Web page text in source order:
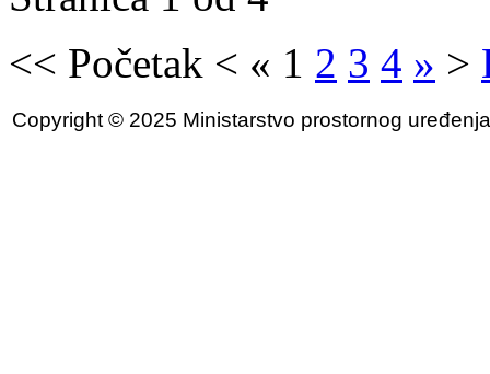
<< Početak < « 1 2 3 4 » >
Copyright © 2025 Ministarstvo prostornog